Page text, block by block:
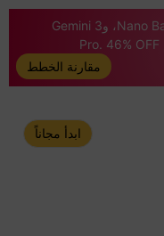
Claude Opus 4.6، وSora 2، وNano Banana Pro، وGemini 3
مقارنة الخطط
ابدأ مجاناً